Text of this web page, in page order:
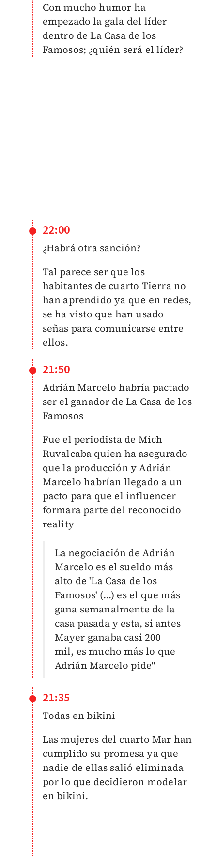
Con mucho humor ha
empezado la gala del líder
dentro de La Casa de los
Famosos; ¿quién será el líder?
22:00
¿Habrá otra sanción?
Tal parece ser que los
habitantes de cuarto Tierra no
han aprendido ya que en redes,
se ha visto que han usado
señas para comunicarse entre
ellos.
21:50
Adrián Marcelo habría pactado
ser el ganador de La Casa de los
Famosos
Fue el periodista de Mich
Ruvalcaba quien ha asegurado
que la producción y Adrián
Marcelo habrían llegado a un
pacto para que el influencer
formara parte del reconocido
reality
La negociación de Adrián
Marcelo es el sueldo más
alto de 'La Casa de los
Famosos' (...) es el que más
gana semanalmente de la
casa pasada y esta, si antes
Mayer ganaba casi 200
mil, es mucho más lo que
Adrián Marcelo pide"
21:35
Todas en bikini
Las mujeres del cuarto Mar han
cumplido su promesa ya que
nadie de ellas salió eliminada
por lo que decidieron modelar
en bikini.